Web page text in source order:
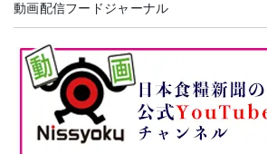
動画配信フードジャーナル